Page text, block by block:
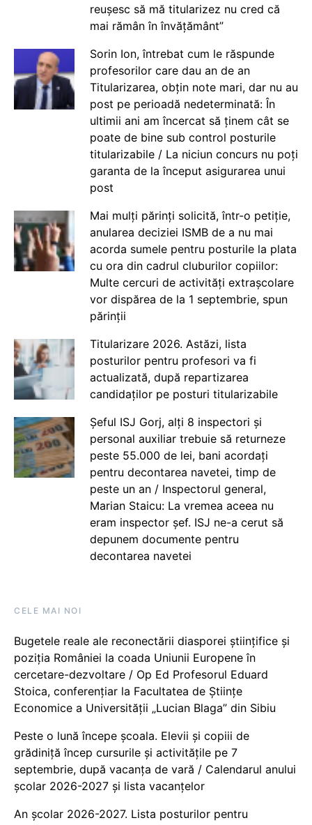
reușesc să mă titularizez nu cred că
mai rămân în învățământ”
Sorin Ion, întrebat cum le răspunde
profesorilor care dau an de an
Titularizarea, obțin note mari, dar nu au
post pe perioadă nedeterminată: În
ultimii ani am încercat să ținem cât se
poate de bine sub control posturile
titularizabile / La niciun concurs nu poți
garanta de la început asigurarea unui
post
Mai mulți părinți solicită, într-o petiție,
anularea deciziei ISMB de a nu mai
acorda sumele pentru posturile la plata
cu ora din cadrul cluburilor copiilor:
Multe cercuri de activități extrașcolare
vor dispărea de la 1 septembrie, spun
părinții
Titularizare 2026. Astăzi, lista
posturilor pentru profesori va fi
actualizată, după repartizarea
candidaților pe posturi titularizabile
Șeful ISJ Gorj, alți 8 inspectori și
personal auxiliar trebuie să returneze
peste 55.000 de lei, bani acordați
pentru decontarea navetei, timp de
peste un an / Inspectorul general,
Marian Staicu: La vremea aceea nu
eram inspector șef. ISJ ne-a cerut să
depunem documente pentru
decontarea navetei
CELE MAI NOI
Bugetele reale ale reconectării diasporei științifice și
poziția României la coada Uniunii Europene în
cercetare-dezvoltare / Op Ed Profesorul Eduard
Stoica, conferențiar la Facultatea de Științe
Economice a Universității „Lucian Blaga” din Sibiu
Peste o lună începe școala. Elevii și copiii de
grădiniță încep cursurile și activitățile pe 7
septembrie, după vacanța de vară / Calendarul anului
școlar 2026-2027 și lista vacanțelor
An școlar 2026-2027. Lista posturilor pentru